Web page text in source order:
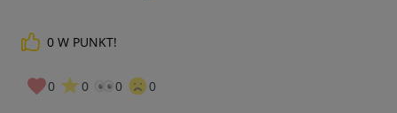
0 W PUNKT!
0 0 0 0